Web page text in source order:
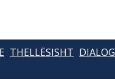
THELLËSISHT DIALOG